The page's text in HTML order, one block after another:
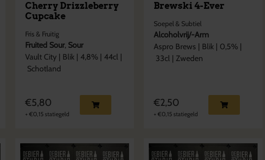
Cherry Drizzleberry
Cupcake
Fris & Fruitig
Fruited Sour, Sour
Vault City
Blik 4,8% | 44cl
Schotland
€5,80
+€0,15 statiegeld
Brewski 4-Ever
Soepel & Subtiel
Alcoholvrij/-Arm
Aspro Brews
Blik 0,5% |
33cl
Zweden
€2,50
+€0,15 statiegeld